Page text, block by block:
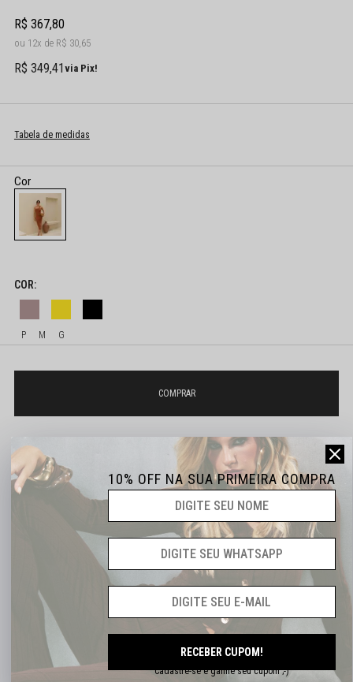
R$ 349,41 via Pix!
R$ 367,80
12x R$ 30,65
Tabela de medidas
P M G
FRETE GRÁTS A PARTIR DE R$399,90
10% OFF NA SUA PRIMEIRA COMPRA
Cadastre-se e ganhe seu cupom ;-)
RECEBER CUPOM!